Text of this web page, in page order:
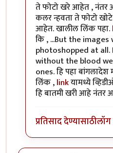
ते फोटो खरे आहेत , नंतर
कलर न्हवता ते फोटो
आहेत. खालील लिंक पहा.
कि , ...But the
photoshopped at
without the blood
ones. हि पहा बांगलादेश
लिंक ,linkयामध्ये
हि बातमी खरी आहे नंतर
प्रतिसाद देण्यासाठी